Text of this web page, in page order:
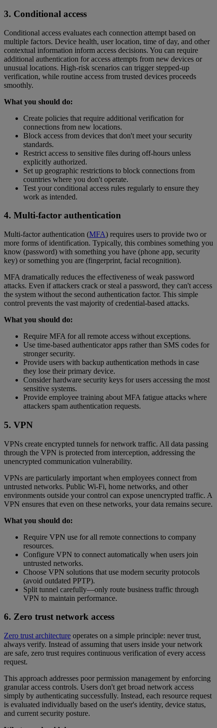
3. Conditional access
Conditional access evaluates each connection attempt based on
multiple factors. Device health, user location, time of day, and other
contextual information inform access decisions. You can require
additional authentication for access attempts from new devices or
unusual locations. High-risk scenarios can trigger stepped-up
verification, while routine access from trusted devices proceeds
smoothly.
What you should do:
Create policies that require additional verification for
connections from new locations.
Block access from devices that don't meet your security
standards.
Restrict access to sensitive files during off-hours unless
explicitly authorized.
Set up geographic restrictions to block connections from
countries where you don't operate.
Test your conditional access rules regularly to ensure they
work as intended.
4. Multi-factor authentication
Multi-factor authentication (MFA) requires users to provide two or
more forms of identification. Typically, this combines something you
know (password) with something you have (phone app, security
key) or something you are (fingerprint, facial recognition).
MFA dramatically reduces the effectiveness of weak password
attacks. Even if attackers crack or steal a password, they can't access
the system without the second authentication factor. This simple
control prevents the vast majority of credential-based attacks.
What you should do:
Require MFA for all remote access without exceptions.
Use time-based authenticator apps rather than SMS codes for
stronger security.
Provide users with backup authentication methods in case
they lose their primary device.
Consider hardware security keys for users accessing the most
sensitive systems.
Provide employee training about MFA fatigue attacks where
attackers spam authentication requests.
5. VPN
VPNs create encrypted tunnels for network traffic. All data passing
through the VPN is protected from interception, addressing the
unencrypted communication vulnerability.
VPNs are particularly important when employees connect from
untrusted networks. Public Wi-Fi, home networks, and other
environments outside your control can expose unencrypted traffic. A
VPN ensures that even on these networks, your data remains secure.
What you should do:
Require VPN use for all remote connections to company
resources.
Configure VPN to connect automatically when users join
untrusted networks.
Choose VPN solutions that use modern security protocols
(avoid outdated PPTP).
Split tunnel carefully—only route business traffic through
VPN to maintain performance.
6. Zero trust network access
Zero trust architecture operates on a simple principle: never trust,
always verify. Instead of assuming that users inside your network
are safe, zero trust requires continuous verification of every access
request.
This approach addresses poor permission management by enforcing
granular access controls. Users don't get broad network access
simply by authenticating successfully. Instead, each resource request
is evaluated individually based on the user's identity, device status,
and current security posture.